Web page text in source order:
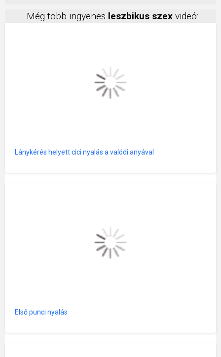
Még több ingyenes leszbikus szex videó:
Lánykérés helyett cici nyalás a valódi anyával
Első punci nyalás